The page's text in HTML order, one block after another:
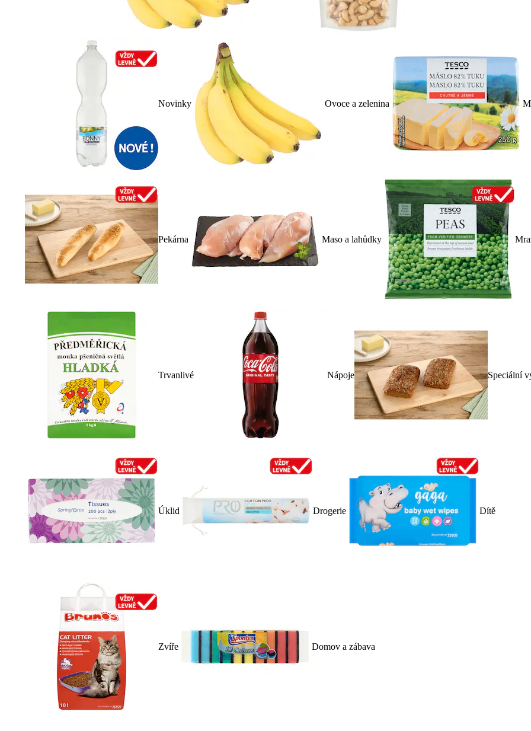
Novinky Ovoce a zelenina
Pekárna Maso a lahůdky
Trvanlivé Nápoje Speciální
Úklid Drogerie Dítě
Zvíře Domov a zábava